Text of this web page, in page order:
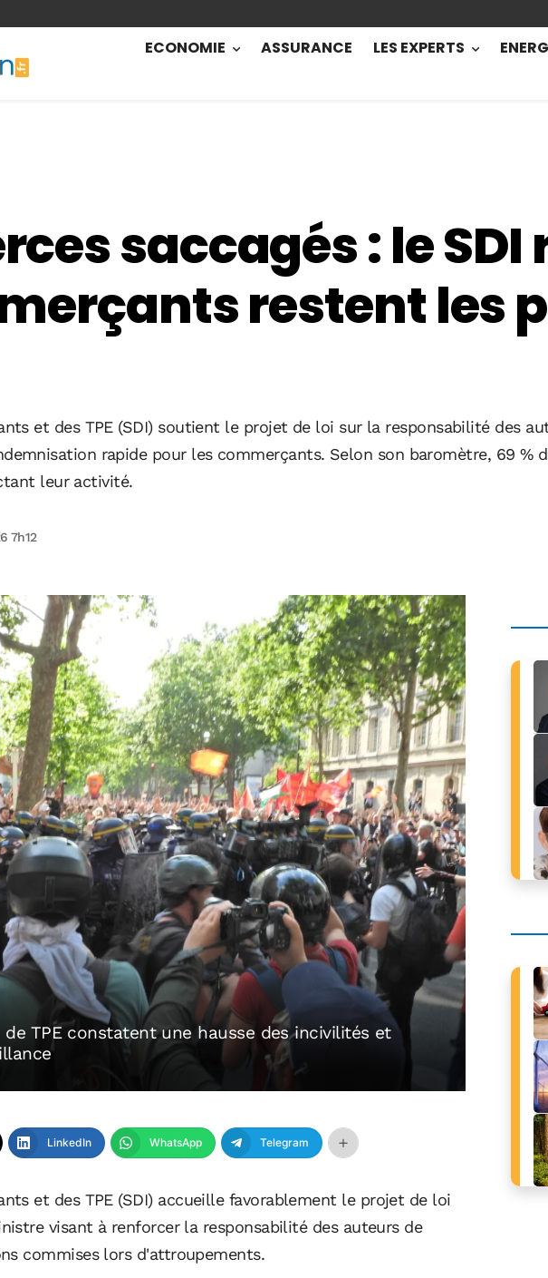
ECONOMIE ASSURANCE LES EXPERTS
saccagés : le
restent les
et des TPE (SDI) soutient le projet de loi sur la responsabilité des
rapide pour les commerçants. Selon son baromètre, 69 %
leur activité.
7h12
TPE constatent une hausse des incivilités et
LinkedIn WhatsApp Telegram
et des TPE (SDI) accueille favorablement le projet de loi
visant à renforcer la responsabilité des auteurs de
commises lors d'attroupements.